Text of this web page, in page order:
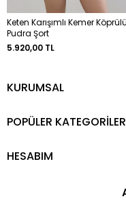
Keten Karışımlı Kemer
Pudra Şort
5.920,00 TL
KURUMSAL
POPÜLER KATEGORİLER
HESABIM